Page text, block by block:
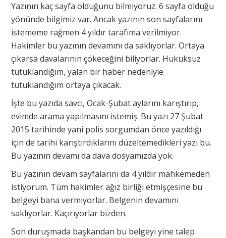
Yazının kaç sayfa olduğunu bilmiyoruz. 6 sayfa olduğu
yönünde bilgimiz var. Ancak yazının son sayfalarını
istememe rağmen 4 yıldır tarafıma verilmiyor.
Hakimler bu yazının devamını da saklıyorlar. Ortaya
çıkarsa davalarının çökeceğini biliyorlar. Hukuksuz
tutuklandığım, yalan bir haber nedeniyle
tutuklandığım ortaya çıkacak.
İşte bu yazıda savcı, Ocak-Şubat aylarını karıştırıp,
evimde arama yapılmasını istemiş. Bu yazı 27 Şubat
2015 tarihinde yani polis sorgumdan önce yazıldığı
için de tarihi karıştırdıklarını düzeltemedikleri yazı bu.
Bu yazının devamı da dava dosyamızda yok.
Bu yazının devam sayfalarını da 4 yıldır mahkemeden
istiyorum. Tüm hakimler ağız birliği etmişçesine bu
belgeyi bana vermiyorlar. Belgenin devamını
saklıyorlar. Kaçırıyorlar bizden.
Son duruşmada başkandan bu belgeyi yine talep